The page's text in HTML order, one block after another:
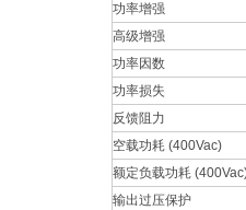
功率增强
高级增强
功率因数
功率损失
反馈阻力
空载功耗 (400Vac)
额定负载功耗
输出过压保护